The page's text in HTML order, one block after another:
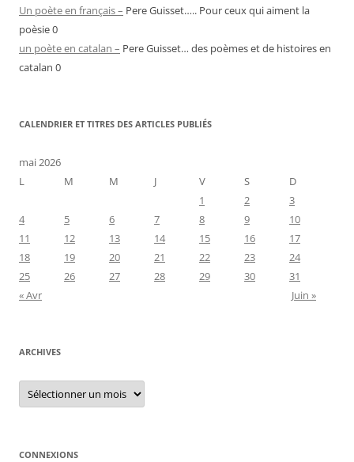
Un poète en français – Pere Guisset….. Pour ceux qui aiment la
poèsie 0
un poète en catalan – Pere Guisset… des poèmes et de histoires en
catalan 0
CALENDRIER ET TITRES DES ARTICLES PUBLIÉS
mai 2026
L
M M J V S
D
1
2
3
4
5 6 7 8 9
10
11
12 13 14 15 16
17
18
19 20 21 22 23
24
25
26 27 28 29 30
31
« Avr
Juin »
ARCHIVES
Archives
CONNEXIONS